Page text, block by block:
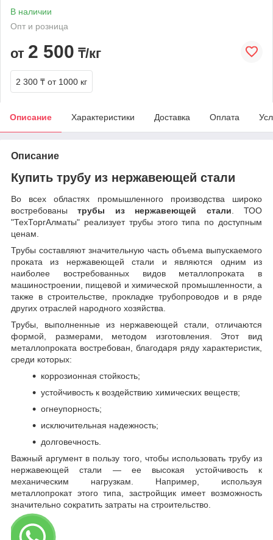
В наличии
Опт и розница
от 2 500 ₸/кг
2 300 ₸ от 1000 кг
Описание Характеристики Доставка Оплата
Описание
Купить трубу из нержавеющей стали
Во всех областях промышленного производства широко
востребованытрубы из нержавеющей стали. ТОО
"ТехТоргАлматы" реализует трубы этого типа по доступным
ценам.
Трубы составляют значительную часть объема выпускаемого
проката из нержавеющей стали и являются одним из
наиболее востребованных видов металлопроката в
машиностроении, пищевой и химической промышленности, а
также в строительстве, прокладке трубопроводов и в ряде
других отраслей народного хозяйства.
Трубы, выполненные из нержавеющей стали, отличаются
формой, размерами, методом изготовления. Этот вид
металлопроката востребован, благодаря ряду характеристик,
среди которых:
коррозионная стойкость;
устойчивость к воздействию химических веществ;
огнеупорность;
исключительная надежность;
долговечность.
Важный аргумент в пользу того, чтобы использовать трубу из
нержавеющей стали — ее высокая устойчивость к
механическим нагрузкам. Например, используя
металлопрокат этого типа, застройщик имеет возможность
значительно сократить затраты на строительство.